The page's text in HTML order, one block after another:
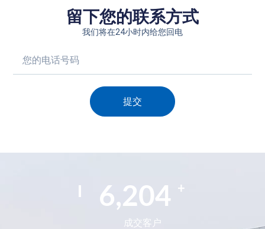
留下您的联系方式
我们将在24小时内给您回电
提交
9,972 +
成交客户